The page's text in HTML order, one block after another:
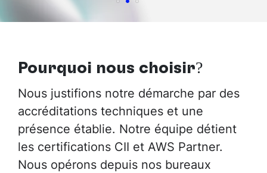
Pourquoi nous choisir?
Nous justifions notre démarche par des
accréditations techniques et une
présence établie. Notre équipe détient
les certifications CII et AWS Partner.
Nous opérons depuis nos bureaux